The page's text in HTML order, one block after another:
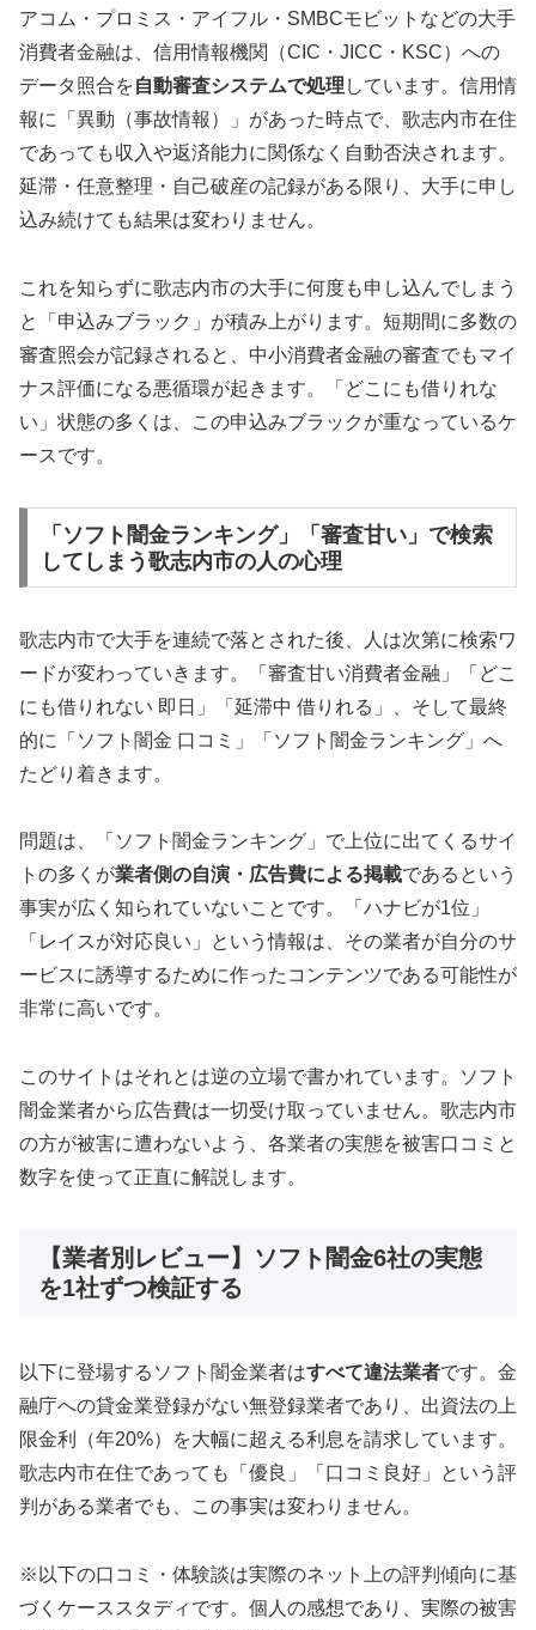
アコム・プロミス・アイフル・SMBCモビットなどの大手
消費者金融は、信用情報機関（CIC・JICC・KSC）への
データ照合を自動審査システムで処理 しています。信用情
報に「異動（事故情報）」があった時点で、歌志内市在住
であっても収入や返済能力に関係なく自動否決されます。
延滞・任意整理・自己破産の記録がある限り、大手に申し
込み続けても結果は変わりません。
これを知らずに歌志内市の大手に何度も申し込んでしまう
と「申込みブラック」が積み上がります。短期間に多数の
審査照会が記録されると、中小消費者金融の審査でもマイ
ナス評価になる悪循環が起きます。「どこにも借りれな
い」状態の多くは、この申込みブラックが重なっているケ
ースです。
「ソフト闇金ランキング」「審査甘い」で検索
してしまう歌志内市の人の心理
歌志内市で大手を連続で落とされた後、人は次第に検索ワ
ードが変わっていきます。「審査甘い消費者金融」「どこ
にも借りれない 即日」「延滞中 借りれる」、そして最終
的に「ソフト闇金 口コミ」「ソフト闇金ランキング」へ
たどり着きます。
問題は、「ソフト闇金ランキング」で上位に出てくるサイ
トの多くが業者側の自演・広告費による掲載であるという
事実が広く知られていないことです。「ハナビが1位」
「レイスが対応良い」という情報は、その業者が自分のサ
ービスに誘導するために作ったコンテンツである可能性が
非常に高いです。
このサイトはそれとは逆の立場で書かれています。ソフト
闇金業者から広告費は一切受け取っていません。歌志内市
の方が被害に遭わないよう、各業者の実態を被害口コミと
数字を使って正直に解説します。
【業者別レビュー】ソフト闇金6社の実態
を1社ずつ検証する
以下に登場するソフト闇金業者はすべて違法業者です。金
融庁への貸金業登録がない無登録業者であり、出資法の上
限金利（年20%）を大幅に超える利息を請求しています。
歌志内市在住であっても「優良」「口コミ良好」という評
判がある業者でも、この事実は変わりません。
※以下の口コミ・体験談は実際のネット上の評判傾向に基
づくケーススタディです。個人の感想であり、実際の被害